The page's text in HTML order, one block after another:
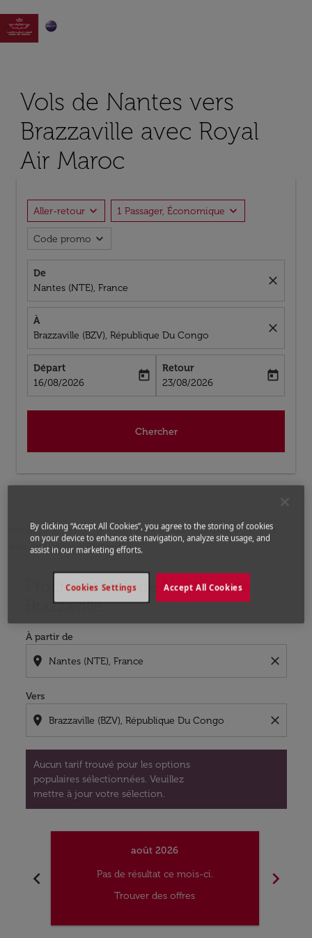

Vols de Nantes vers
Brazzaville avec Royal
Air Maroc
Aller-retour expand_more 1 Passager, Économique expand_more
Code promo expand_more
De
Nantes (NTE), France
close
À
Brazzaville (BZV), République Du Congo
close
Départ
fc-booking-departure-date-aria-label
16/08/2026
today
Retour
fc-booking-return-date-aria-label
23/08/2026
today
Chercher
Accueil Vols
Vols pour République Du Congo
Vols de Nantes a Brazzaville
Prochains Vols de Nantes vers
Brazzaville
À partir de
location_on close
Vers
location_on close
Aucun tarif trouvé pour les options
populaires sélectionnées. Veuillez
mettre à jour votre sélection.
Aucun tarif trouvé pour les options populaires
chevron_left
août 2026
Pas de résultat ce mois-ci.
Trouver des offres
chevron_right
By clicking “Accept All Cookies”, you agree to the storing of cookies
on your device to enhance site navigation, analyze site usage, and
assist in our marketing efforts.
Accept All Cookies
Cookies Settings